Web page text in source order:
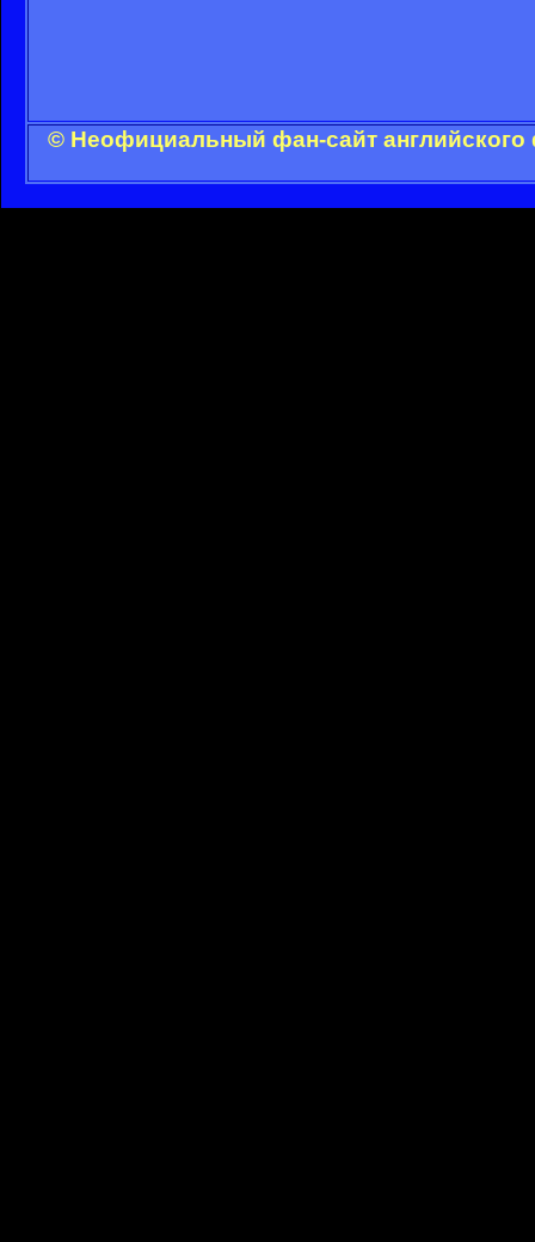
© Неофициальный фан-сайт английского